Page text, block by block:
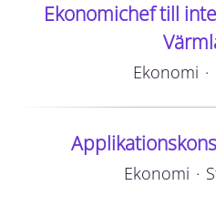
Ekonomichef till
Ekonomi ·
Ekonomi ·